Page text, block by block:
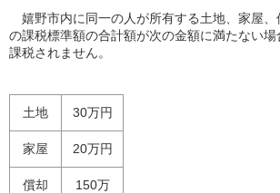
嬉野市内に同一の人が所有する土地、家屋、
の課税標準額の合計額が次の金額に満たない
課税されません。
土地 30万円
家屋 20万円
償却
150万